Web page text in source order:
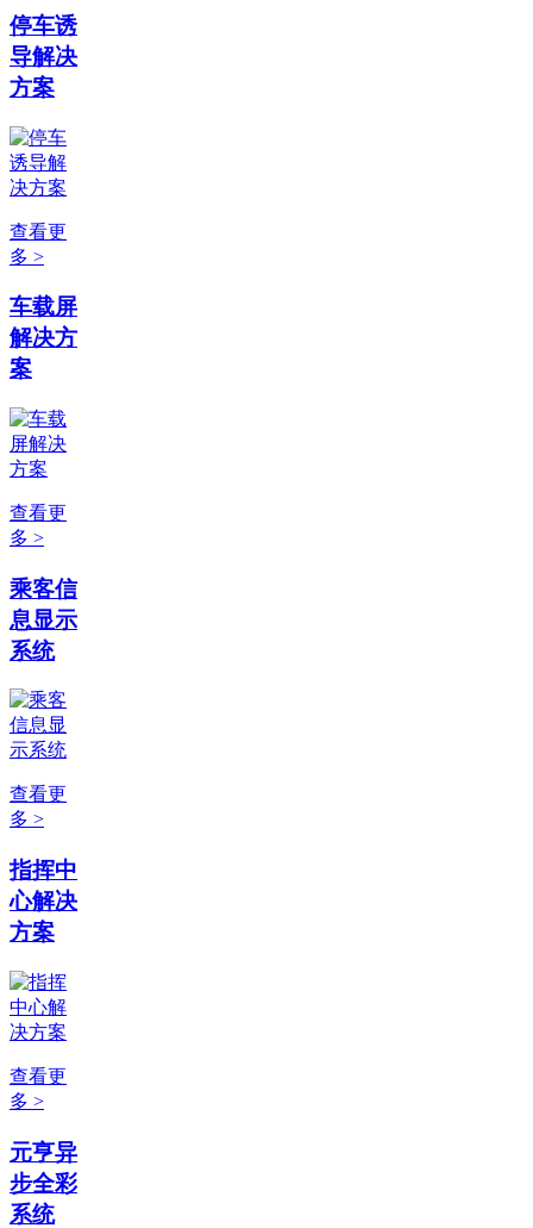
停车诱
导解决
方案
查看更
多 >
车载屏
解决方
案
查看更
多 >
乘客信
息显示
系统
查看更
多 >
指挥中
心解决
方案
查看更
多 >
元亨异
步全彩
系统